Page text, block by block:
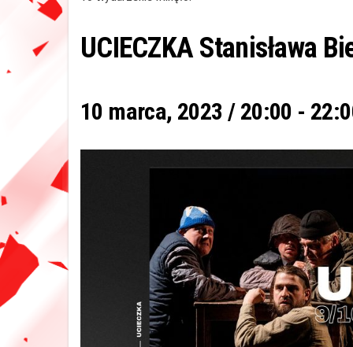
UCIECZKA Stanisława
10 marca, 2023 / 20:00 -